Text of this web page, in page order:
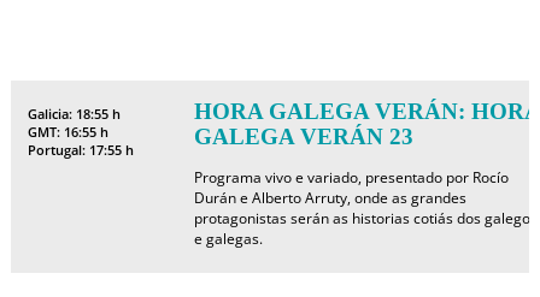
Galicia: 18:55 h
GMT: 16:55 h
Portugal: 17:55 h
HORA GALEGA VERÁN: HORA
GALEGA VERÁN 23
Programa vivo e variado, presentado por Rocío
Durán e Alberto Arruty, onde as grandes
protagonistas serán as historias cotiás dos galegos
e galegas.